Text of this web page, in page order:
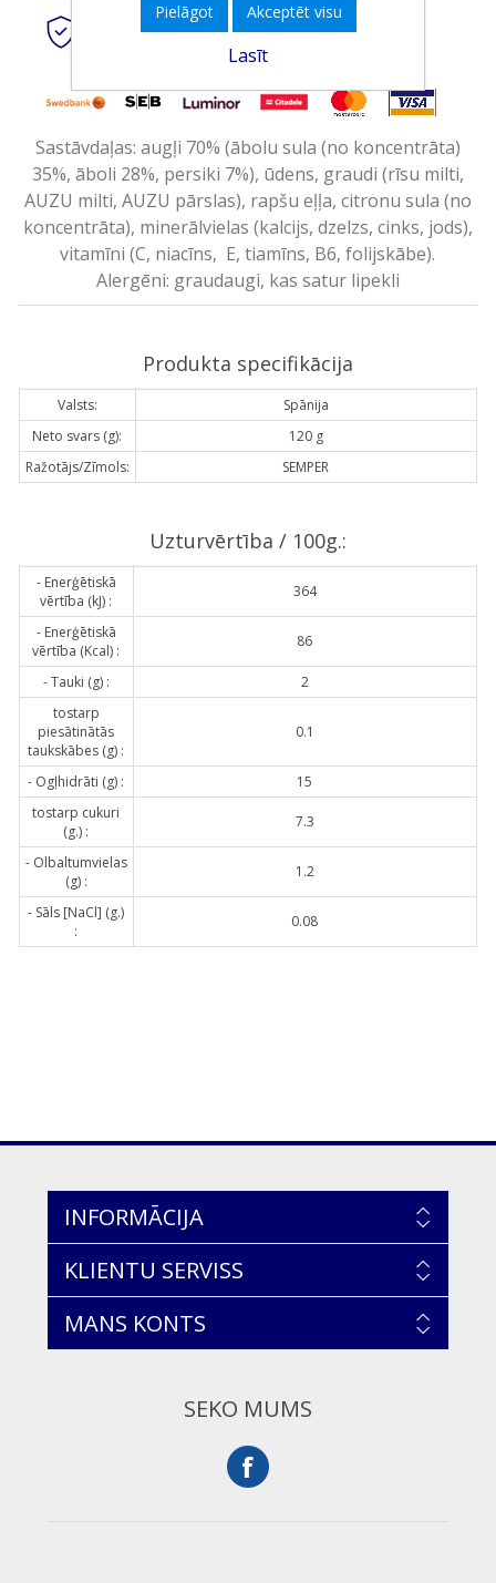
Drošitiešsaistes maksājumi
Sastāvdaļas: augļi 70% (ābolu sula (no koncentrāta)
35%, āboli 28%, persiki 7%), ūdens, graudi (rīsu milti,
AUZU milti, AUZU pārslas), rapšu eļļa, citronu sula (no
koncentrāta), minerālvielas (kalcijs, dzelzs, cinks, jods),
vitamīni (C, niacīns, E, tiamīns, B6, folijskābe).
Alergēni: graudaugi, kas satur lipekli
Produkta specifikācija
Valsts:
Spānija
Neto svars (g):
120 g
Ražotājs/Zīmols:
SEMPER
Uzturvērtība / 100g.:
- Enerģētiskā
vērtība (kJ) :
364
- Enerģētiskā
vērtība (Kcal) :
86
- Tauki (g) :
2
tostarp
piesātinātās
taukskābes (g) :
0.1
- Ogļhidrāti (g) :
15
tostarp cukuri
(g.) :
7.3
- Olbaltumvielas
(g) :
1.2
- Sāls [NaCl] (g.)
:
0.08
INFORMĀCIJA
KLIENTU SERVISS
MANS KONTS
SEKO MUMS
Pielāgot Akceptēt visu
Lasīt